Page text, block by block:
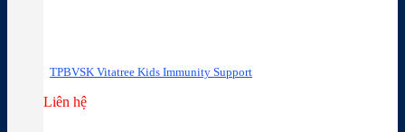
TPBVSK Vitatree Kids Immunity Support
Liên hệ